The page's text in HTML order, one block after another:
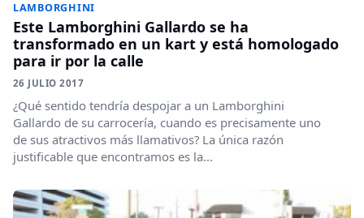
LAMBORGHINI
Este Lamborghini Gallardo se ha
transformado en un kart y está homologado
para ir por la calle
26 JULIO 2017
¿Qué sentido tendría despojar a un Lamborghini
Gallardo de su carrocería, cuando es precisamente uno
de sus atractivos más llamativos? La única razón
justificable que encontramos es la...